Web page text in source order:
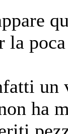
la
ha